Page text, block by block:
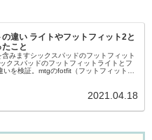
違い ライトやフットフィット2と
こと
含みますシックスパッドのフットフィット
クスパッドのフットフィットライトとフ
いを検証。mtgのfotfit（フットフィット）
2021.04.18